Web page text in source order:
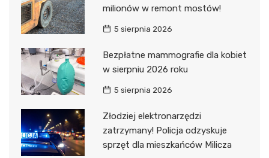
milionów w remont mostów!
5 sierpnia 2026
Bezpłatne mammografie dla kobiet
w sierpniu 2026 roku
5 sierpnia 2026
Złodziej elektronarzędzi
zatrzymany! Policja odzyskuje
sprzęt dla mieszkańców Milicza